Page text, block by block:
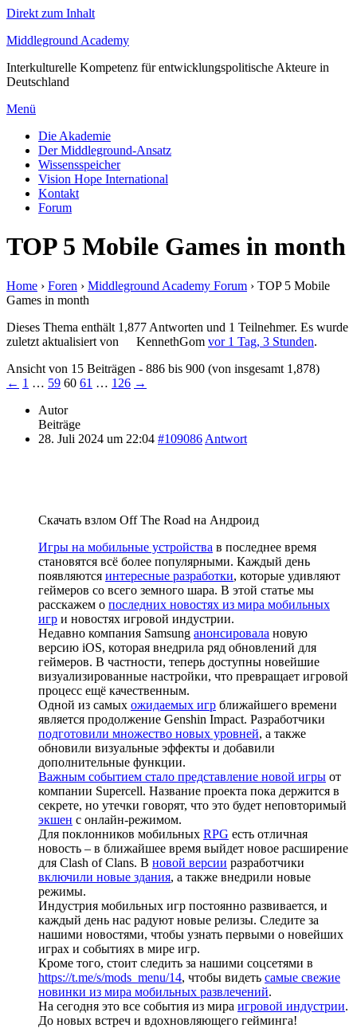
Direkt zum Inhalt
Middleground Academy
Interkulturelle Kompetenz für entwicklungspolitische Akteure in
Deutschland
Menü
Die Akademie
Der Middleground-Ansatz
Wissensspeicher
Vision Hope International
Kontakt
Forum
TOP 5 Mobile Games in month
Home › Foren › Middleground Academy Forum › TOP 5 Mobile
Games in month
Dieses Thema enthält 1,877 Antworten und 1 Teilnehmer. Es wurde
zuletzt aktualisiert von
KennethGom vor 1 Tag, 3 Stunden.
Ansicht von 15 Beiträgen - 886 bis 900 (von insgesamt 1,878)
← 1 … 59 60 61 … 126 →
Autor
Beiträge
28. Juli 2024 um 22:04 #109086 Antwort
Скачать взлом Off The Road на Андроид
Игры на мобильные устройства в последнее время
становятся всё более популярными. Каждый день
появляются интересные разработки, которые удивляют
геймеров со всего земного шара. В этой статье мы
расскажем о последних новостях из мира мобильных
игр и новостях игровой индустрии.
Недавно компания Samsung анонсировала новую
версию iOS, которая внедрила ряд обновлений для
геймеров. В частности, теперь доступны новейшие
визуализированные настройки, что превращает игровой
процесс ещё качественным.
Одной из самых ожидаемых игр ближайшего времени
является продолжение Genshin Impact. Разработчики
подготовили множество новых уровней, а также
обновили визуальные эффекты и добавили
дополнительные функции.
Важным событием стало представление новой игры от
компании Supercell. Название проекта пока держится в
секрете, но утечки говорят, что это будет неповторимый
экшен с онлайн-режимом.
Для поклонников мобильных RPG есть отличная
новость – в ближайшее время выйдет новое расширение
для Clash of Clans. В новой версии разработчики
включили новые здания, а также внедрили новые
режимы.
Индустрия мобильных игр постоянно развивается, и
каждый день нас радуют новые релизы. Следите за
нашими новостями, чтобы узнать первыми о новейших
играх и событиях в мире игр.
Кроме того, стоит следить за нашими соцсетями в
https://t.me/s/mods_menu/14, чтобы видеть самые свежие
новинки из мира мобильных развлечений.
На сегодня это все события из мира игровой индустрии.
До новых встреч и вдохновляющего гейминга!